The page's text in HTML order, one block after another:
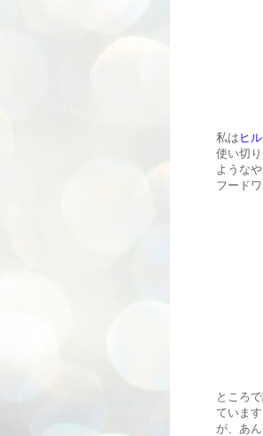
私は ヒ
使い切
ような
フード
ところ
ていま
が、あ